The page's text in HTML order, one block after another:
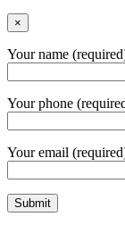
×
Your name
Your phone
Your email